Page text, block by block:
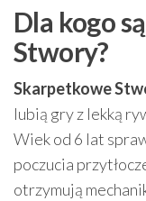
Dla kogo
Stwory?
Skarpetkowe
lubią gry z lekką
Wiek od 6 lat
poczucia
otrzymują